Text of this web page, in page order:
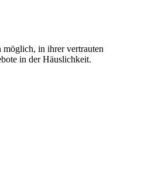
möglich, in ihrer vertrauten
in der Häuslichkeit.